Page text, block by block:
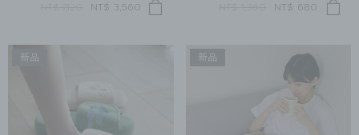
NT$ 3,560 NT$ 680
新品 新品